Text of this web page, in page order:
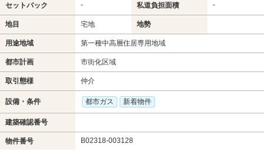
セットバック - 私道負担面積 -
地目 宅地 地勢
用途地域 第一種中高層住居専用地域
都市計画 市街化区域
取引態様 仲介
設備・条件 都市ガス 新着物件
建築確認番号
物件番号 B02318-003128